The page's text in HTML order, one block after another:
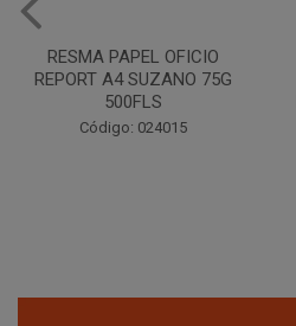
PAPEL TOALHA
INTERFOLHADO 1250
FOLHAS COMUM VITÓRIA
RÉGIA